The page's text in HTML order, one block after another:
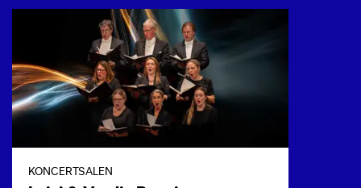
KONCERTSALEN